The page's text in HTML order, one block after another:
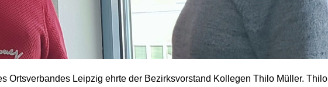
Ortsverbandes Leipzig ehrte der Bezirksvorstand Kollegen Thilo Müller. Thilo